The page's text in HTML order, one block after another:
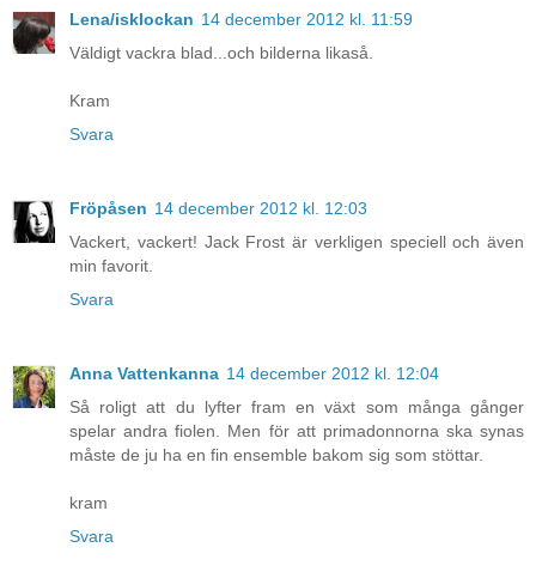
Lena/isklockan 14 december 2012 kl. 11:59
Väldigt vackra blad...och bilderna likaså.
Kram
Svara
Fröpåsen 14 december 2012 kl. 12:03
Vackert, vackert! Jack Frost är verkligen speciell och även
min favorit.
Svara
Anna Vattenkanna 14 december 2012 kl. 12:04
Så roligt att du lyfter fram en växt som många gånger
spelar andra fiolen. Men för att primadonnorna ska synas
måste de ju ha en fin ensemble bakom sig som stöttar.
kram
Svara